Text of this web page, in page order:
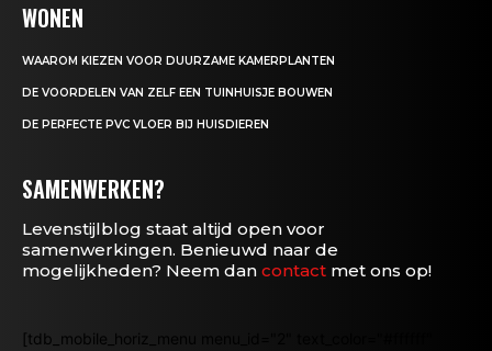
WONEN
WAAROM KIEZEN VOOR DUURZAME KAMERPLANTEN
DE VOORDELEN VAN ZELF EEN TUINHUISJE BOUWEN
DE PERFECTE PVC VLOER BIJ HUISDIEREN
SAMENWERKEN?
Levenstijlblog staat altijd open voor
samenwerkingen. Benieuwd naar de
mogelijkheden? Neem dan contact met ons op!
[tdb_mobile_horiz_menu menu_id="2" text_color="#ffffff"